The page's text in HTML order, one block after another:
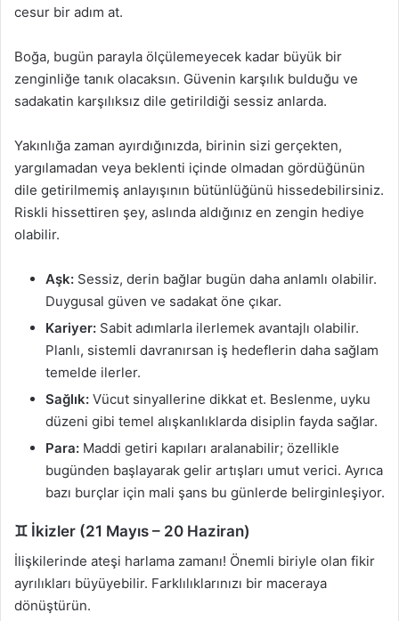
cesur bir adım at.
Boğa, bugün parayla ölçülemeyecek kadar büyük bir
zenginliğe tanık olacaksın. Güvenin karşılık bulduğu ve
sadakatin karşılıksız dile getirildiği sessiz anlarda.
Yakınlığa zaman ayırdığınızda, birinin sizi gerçekten,
yargılamadan veya beklenti içinde olmadan gördüğünün
dile getirilmemiş anlayışının bütünlüğünü hissedebilirsiniz.
Riskli hissettiren şey, aslında aldığınız en zengin hediye
olabilir.
Aşk: Sessiz, derin bağlar bugün daha anlamlı olabilir.
Duygusal güven ve sadakat öne çıkar.
Kariyer: Sabit adımlarla ilerlemek avantajlı olabilir.
Planlı, sistemli davranırsan iş hedeflerin daha sağlam
temelde ilerler.
Sağlık: Vücut sinyallerine dikkat et. Beslenme, uyku
düzeni gibi temel alışkanlıklarda disiplin fayda sağlar.
Para: Maddi getiri kapıları aralanabilir; özellikle
bugünden başlayarak gelir artışları umut verici. Ayrıca
bazı burçlar için mali şans bu günlerde belirginleşiyor.
♊ İkizler (21 Mayıs – 20 Haziran)
İlişkilerinde ateşi harlama zamanı! Önemli biriyle olan fikir
ayrılıkları büyüyebilir. Farklılıklarınızı bir maceraya
dönüştürün.